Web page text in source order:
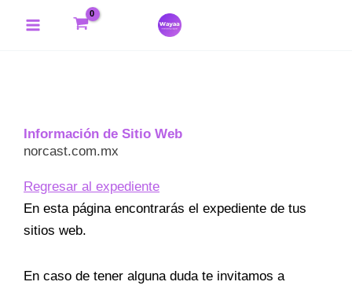
Main
Información de Sitio Web
norcast.com.mx
Regresar al expediente
En esta página encontrarás el expediente de tus
sitios web.
En caso de tener alguna duda te invitamos a